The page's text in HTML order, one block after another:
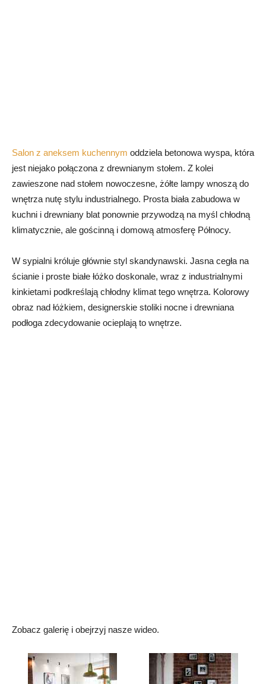
Salon z aneksem kuchennym oddziela betonowa wyspa, która
jest niejako połączona z drewnianym stołem. Z kolei
zawieszone nad stołem nowoczesne, żółte lampy wnoszą do
wnętrza nutę stylu industrialnego. Prosta biała zabudowa w
kuchni i drewniany blat ponownie przywodzą na myśl chłodną
klimatycznie, ale gościnną i domową atmosferę Północy.
W sypialni króluje głównie styl skandynawski. Jasna cegła na
ścianie i proste białe łóżko doskonale, wraz z industrialnymi
kinkietami podkreślają chłodny klimat tego wnętrza. Kolorowy
obraz nad łóżkiem, designerskie stoliki nocne i drewniana
podłoga zdecydowanie ocieplają to wnętrze.
Zobacz galerię i obejrzyj nasze wideo.